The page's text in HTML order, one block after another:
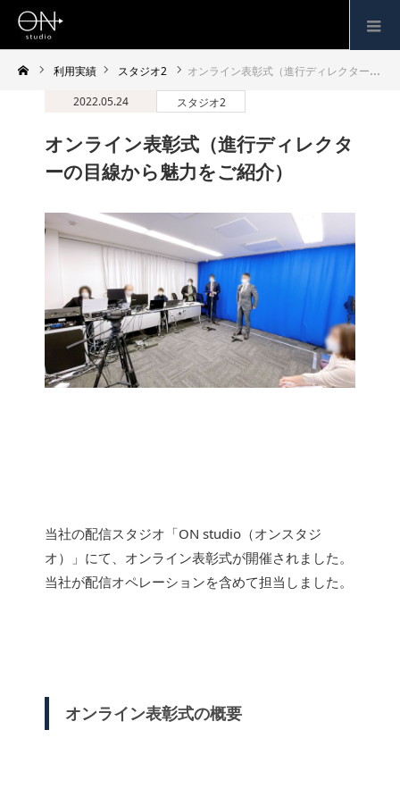
利用実績 スタジオ2
オンライン表彰式（進行ディレクターの目線から魅力をご紹介）
2022.05.24
スタジオ2
オンライン表彰式（進行ディレクタ
ーの目線から魅力をご紹介）
当社の配信スタジオ「ON studio（オンスタジ
オ）」にて、オンライン表彰式が開催されました。
当社が配信オペレーションを含めて担当しました。
オンライン表彰式の概要